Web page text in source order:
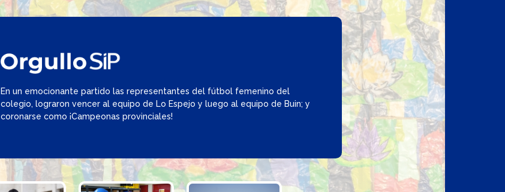
En un emocionante partido las representantes del fútbol femenino del
colegio, lograron vencer al equipo de Lo Espejo y luego al equipo de Buin; y
coronarse como ¡Campeonas provinciales!